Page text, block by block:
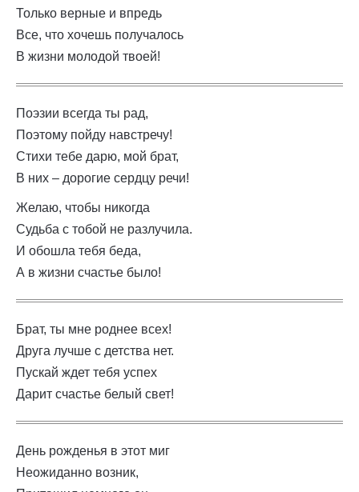
Только верные и впредь
Все, что хочешь получалось
В жизни молодой твоей!
Поэзии всегда ты рад,
Поэтому пойду навстречу!
Стихи тебе дарю, мой брат,
В них – дорогие сердцу речи!
Желаю, чтобы никогда
Судьба с тобой не разлучила.
И обошла тебя беда,
А в жизни счастье было!
Брат, ты мне роднее всех!
Друга лучше с детства нет.
Пускай ждет тебя успех
Дарит счастье белый свет!
День рожденья в этот миг
Неожиданно возник,